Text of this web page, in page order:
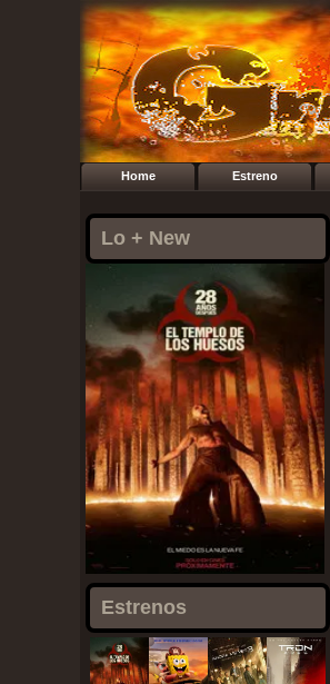
Home Estreno
Lo + New
Estrenos